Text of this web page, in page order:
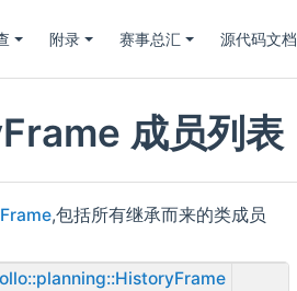
附录 赛事总汇 源代码文档
成员列表
,包括所有继承而来的类成员